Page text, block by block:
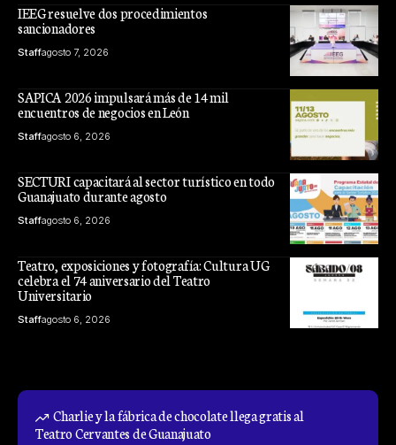
IEEG resuelve dos procedimientos
sancionadores
Staffagosto 7, 2026
SAPICA 2026 impulsará más de 14 mil
encuentros de negocios en León
Staffagosto 6, 2026
SECTURI capacitará al sector turístico en todo
Guanajuato durante agosto
Staffagosto 6, 2026
Teatro, exposiciones y fotografía: Cultura UG
celebra el 74 aniversario del Teatro
Universitario
Staffagosto 6, 2026
Charlie y la fábrica de chocolate llega gratis al
Teatro Cervantes de Guanajuato